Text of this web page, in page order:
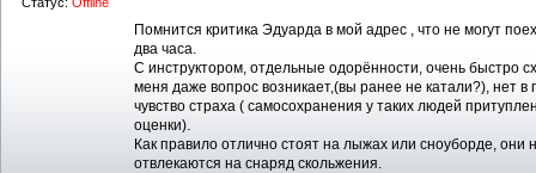
Помнится критика Эдуарда в мой адрес , что не могут
два часа.
С инструктором, отдельные одорённости, очень быстро
меня даже вопрос возникает,(вы ранее не катали?), нет в
чувство страха ( самосохранения у таких людей
оценки).
Как правило отлично стоят на лыжах или сноуборде, они
отвлекаются на снаряд скольжения.